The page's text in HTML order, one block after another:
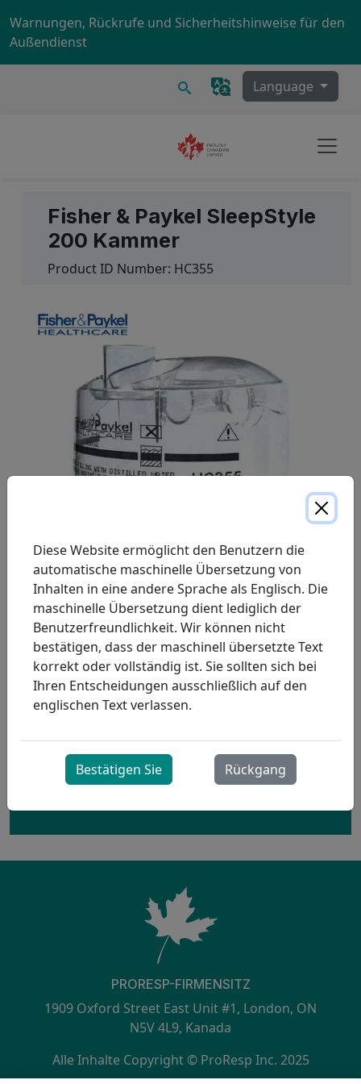
Warnungen, Rückrufe und Sicherheitshinweise für den
Außendienst
Suchen Language
Fisher & Paykel SleepStyle
200 Kammer
Product ID Number: HC355
Eine abnehmbare Wasserkammer für destilliertes
Wasser. Der abnehmbare Deckel ermöglicht eine
einfache Reinigung. Sie ist für die SleepStyle 200-
Kammer konzipiert.
Interessiert? Kontaktieren Sie uns für weitere
PRORESP-FIRMENSITZ
1909 Oxford Street East Unit #1, London, ON
N5V 4L9, Kanada
Alle Inhalte Copyright © ProResp Inc. 2025
Diese Website ermöglicht den Benutzern die
automatische maschinelle Übersetzung von
Inhalten in eine andere Sprache als Englisch. Die
maschinelle Übersetzung dient lediglich der
Benutzerfreundlichkeit. Wir können nicht
bestätigen, dass der maschinell übersetzte Text
korrekt oder vollständig ist. Sie sollten sich bei
Ihren Entscheidungen ausschließlich auf den
englischen Text verlassen.
Bestätigen Sie Rückgang